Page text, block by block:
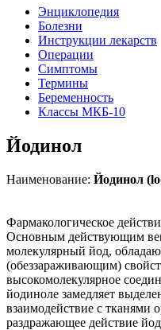
Энциклопедия
Болезни
Инструкции лекарств
Операции
Симптомы
Термины
Беременность
Классы МКБ-10
Йодинол
Наименование: Йодинол
Фармакологическое
Основным действующим
молекулярный йод,
(обеззараживающим)
высокомолекулярное
йодиноле замедляет
взаимодействие с тканями
раздражающее действие